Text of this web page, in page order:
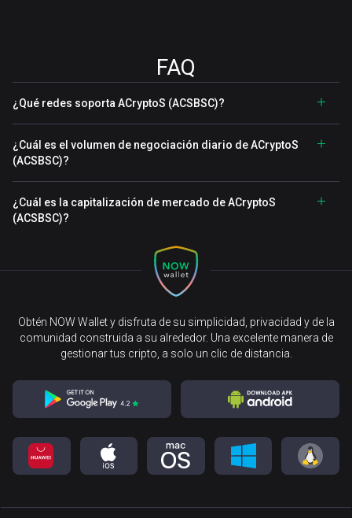
FAQ
¿Qué redes soporta ACryptoS (ACSBSC)?
¿Cuál es el volumen de negociación diario de ACryptoS
(ACSBSC)?
¿Cuál es la capitalización de mercado de ACryptoS
(ACSBSC)?
Obtén NOW Wallet y disfruta de su simplicidad, privacidad y de la
comunidad construida a su alrededor. Una excelente manera de
gestionar tus cripto, a solo un clic de distancia.